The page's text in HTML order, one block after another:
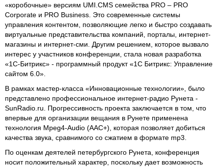
«коробочные» версиям UMI.CMS семейства PRO – PRO
Corporate и PRO Business. Это современные системы
управления контентом, позволяющие легко и быстро создавать
виртуальные представительства компаний, порталы, интернет-
магазины и интернет-сми. Другим решением, которое вызвало
интерес у участников конференции, стала новая разработка
«1С-Битрикс» - программный продукт «1С Битрикс: Управление
сайтом 6.0».
В рамках мастер-класса «Инновационные технологии», было
представлено профессиональное интернет-радио Рунета -
SunRadio.ru. Прогрессивность проекта заключается в том, что
впервые для организации вещания в Рунете применена
технология Mpeg4-Audio (AAC+), которая позволяет добиться
качества звука, сравнимого со сжатием в формате mp3.
По оценкам деятелей петербургского Рунета, конференция
носит положительный характер, поскольку дает возможность